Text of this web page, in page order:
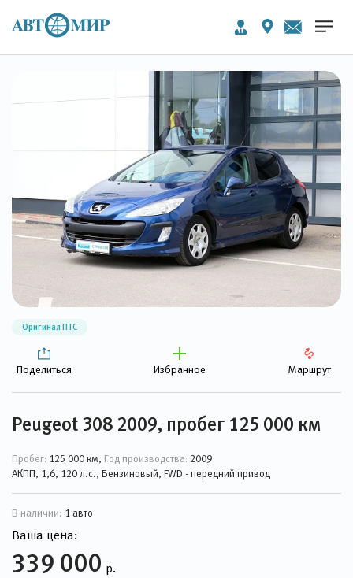
Оригинал ПТС
Поделиться Избранное Маршрут
Peugeot 308 2009, пробег 125 000 км
Пробег: 125 000 км, Год производства: 2009
АКПП, 1,6, 120 л.с., Бензиновый, FWD - передний привод
В наличии: 1 авто
Ваша цена:
339 000 р.